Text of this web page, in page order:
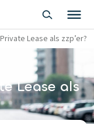
Lease als zzp’er?
Lease als